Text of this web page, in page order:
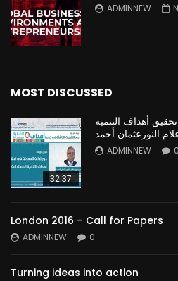
ADMINNEW
MOST DISCUSSED
32:37
أهداف التنمية
النورعثمان أحمد
ADMINNEW 0
London 2016 – Call for Papers
ADMINNEW 0
Turning ideas into action